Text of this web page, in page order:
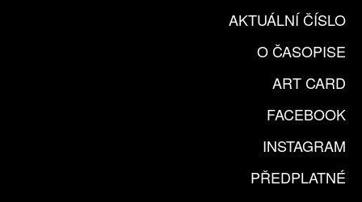
AKTUÁLNÍ ČÍSLO
O ČASOPISE
ART CARD
FACEBOOK
INSTAGRAM
PŘEDPLATNÉ